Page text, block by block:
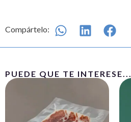
Compártelo:
PUEDE QUE TE INTERESE...